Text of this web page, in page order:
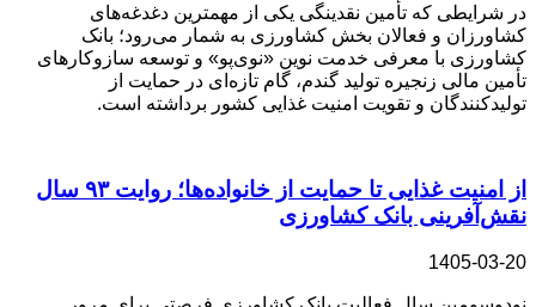
در شرایطی که تأمین نقدینگی یکی از مهمترین دغدغه‌های
کشاورزان و فعالان بخش کشاورزی به شمار می‌رود؛ بانک
کشاورزی با معرفی خدمت نوین «نوی‌پو» و توسعه سازوکارهای
تأمین مالی زنجیره تولید گندم، گام تازه‌ای در حمایت از
تولیدکنندگان و تقویت امنیت غذایی کشور برداشته است.
از امنیت غذایی تا حمایت از خانواده‌ها؛ روایت ۹۳ سال
نقش‌آفرینی بانک کشاورزی
1405-03-20